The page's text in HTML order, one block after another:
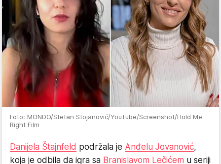
Foto: MONDO/Stefan Stojanović/YouTube/Screenshot/Hold Me
Right Film
Danijela Štajnfeld podržala je Anđelu Jovanović,
koja je odbila da igra sa Branislavom Lečićem u seriji